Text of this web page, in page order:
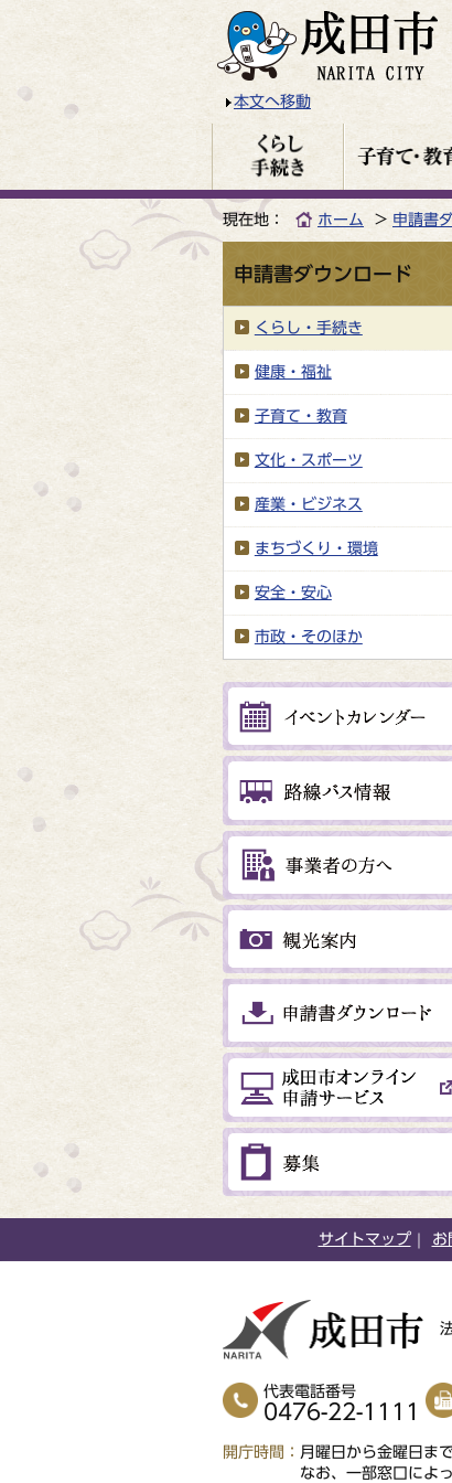
本文へ移動
現在地： ホーム 申請書
申請書ダウンロード
くらし・手続き
健康・福祉
子育て・教育
文化・スポーツ
産業・ビジネス
まちづくり・環境
安全・安心
市政・そのほか
サイトマップ お
代表電話番号
0476-22-1111
開庁時間
月曜日から金曜日ま
なお、一部窓口によ